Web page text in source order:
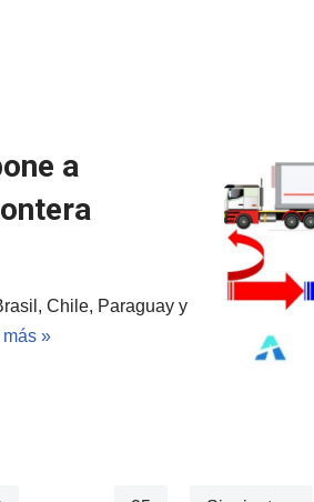
a
Chile, Paraguay y
más »